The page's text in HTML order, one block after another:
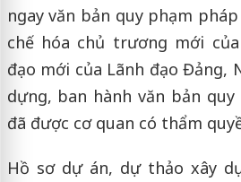
ngay văn bản quy phạm
chế hóa chủ trương mới
đạo mới của Lãnh đạo Đảng,
dựng, ban hành văn bản
đã được cơ quan có thẩm
Hồ sơ dự án, dự thảo xây